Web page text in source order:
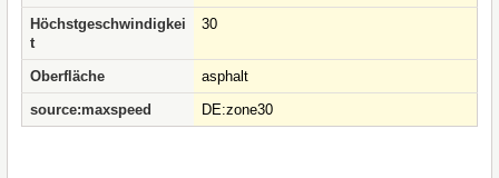
Höchstgeschwindigkei
t
30
Oberfläche
asphalt
source:maxspeed
DE:zone30